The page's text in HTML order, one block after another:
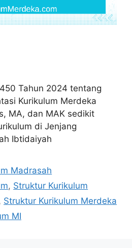
Tahun 2024 tentang
Kurikulum Merdeka
MA, dan MAK sedikit
di Jenjang
Ibtidaiyah
Madrasah
, Struktur Kurikulum
Struktur Kurikulum Merdeka
MI